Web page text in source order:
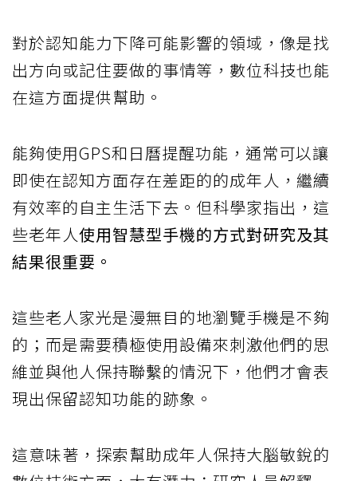
對於認知能力下降可能影響的領域，像是找
出方向或記住要做的事情等，數位科技也能
在這方面提供幫助。
能夠使用GPS和日曆提醒功能，通常可以讓
即使在認知方面存在差距的的成年人，繼續
有效率的自主生活下去。但科學家指出，這
些老年人使用智慧型手機的方式對研究及其
結果很重要。
這些老人家光是漫無目的地瀏覽手機是不夠
的；而是需要積極使用設備來刺激他們的思
維並與他人保持聯繫的情況下，他們才會表
現出保留認知功能的跡象。
這意味著，探索幫助成年人保持大腦敏銳的